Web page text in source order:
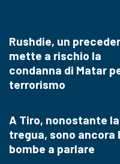
Rushdie, un
mette a rischio la
condanna di Matar
terrorismo
A Tiro, nonostante la
tregua, sono ancora
bombe a parlare